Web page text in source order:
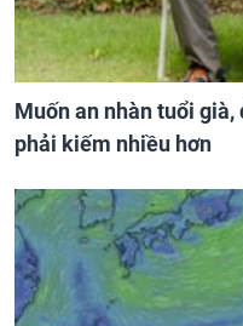
Muốn an nhàn tuổi
phải kiếm nhiều hơn